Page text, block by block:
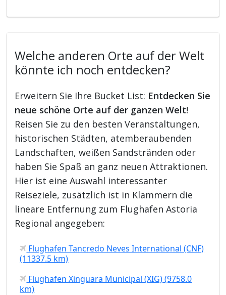
Welche anderen Orte auf der Welt
könnte ich noch entdecken?
Erweitern Sie Ihre Bucket List: Entdecken Sie
neue schöne Orte auf der ganzen Welt!
Reisen Sie zu den besten Veranstaltungen,
historischen Städten, atemberaubenden
Landschaften, weißen Sandstränden oder
haben Sie Spaß an ganz neuen Attraktionen.
Hier ist eine Auswahl interessanter
Reiseziele, zusätzlich ist in Klammern die
lineare Entfernung zum Flughafen Astoria
Regional angegeben:
Flughafen Tancredo Neves International (CNF)
(11337.5 km)
Flughafen Xinguara Municipal (XIG) (9758.0
km)